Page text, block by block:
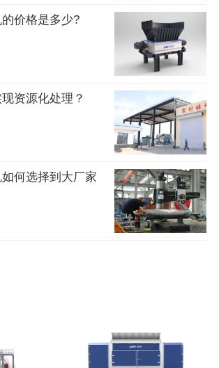
价格是多少?
资源化处理？
何选择到大厂家